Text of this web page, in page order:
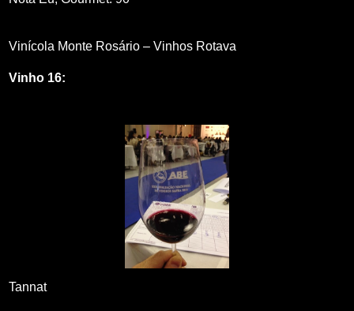
Vinícola Monte Rosário – Vinhos Rotava
Vinho 16:
Tannat